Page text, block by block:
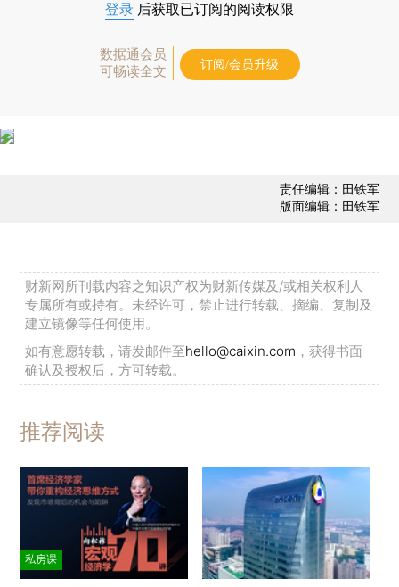
登录 后获取已订阅的阅读权限
数据通会员
可畅读全文
订阅/会员升级
责任编辑：田铁军
版面编辑：田铁军
财新网所刊载内容之知识产权为财新传媒及/或相关权利人
专属所有或持有。未经许可，禁止进行转载、摘编、复制及
建立镜像等任何使用。
如有意愿转载，请发邮件至hello@caixin.com ，获得书面
确认及授权后，方可转载。
推荐阅读
私房课